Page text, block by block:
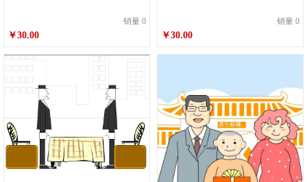
销量 0
￥30.00
销量 0
￥30.00